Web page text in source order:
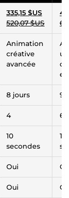
335,15 $US
520,07 $US
Animation
créative
avancée
8 jours 9
4 6
10
secondes
15
Oui
Oui